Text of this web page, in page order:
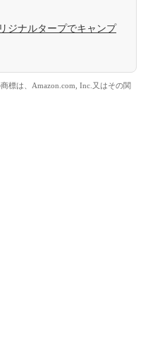
ジナルタープでキャンプ
標は、Amazon.com, Inc.又はその関